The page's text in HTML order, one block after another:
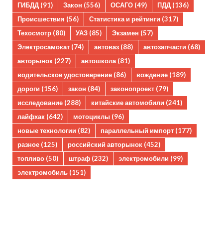
ГИБДД (91) Закон (556) ОСАГО (49) ПДД (136)
Происшествия (56) Статистика и рейтинги (317)
Техосмотр (80) УАЗ (85) Экзамен (57)
Электросамокат (74) автоваз (88) автозапчасти (68)
авторынок (227) автошкола (81)
водительское удостоверение (86) вождение (189)
дороги (156) закон (84) законопроект (79)
исследование (288) китайские автомобили (241)
лайфхак (642) мотоциклы (96)
новые технологии (82) параллельный импорт (177)
разное (125) российский авторынок (452)
топливо (50) штраф (232) электромобили (99)
электромобиль (151)